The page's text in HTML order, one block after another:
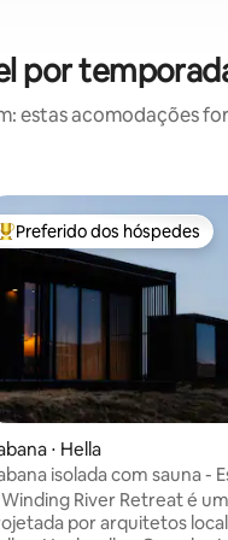
por
estas acomodações
média de 5, 94
Entre os melhores preferidos
Preferido dos hóspedes
⋅ Hella
isolada com sauna -
River Retreat é
por arquitetos